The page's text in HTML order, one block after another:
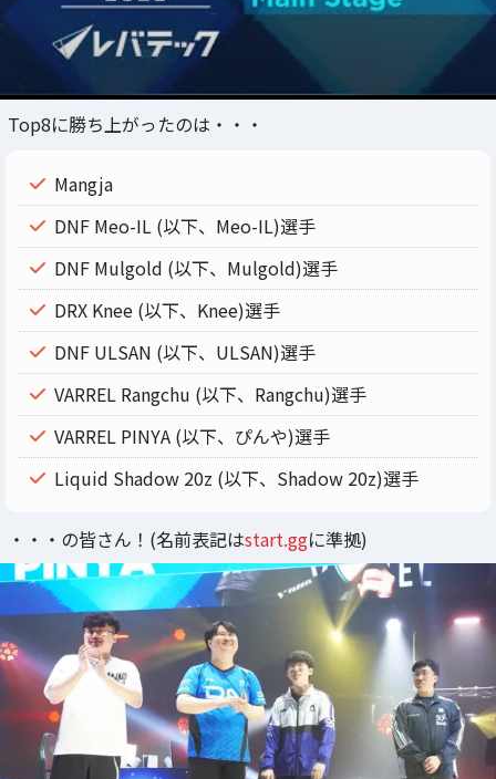
Top8に勝ち上がったのは・・・
Mangja
DNF Meo-IL (以下、Meo-IL)選手
DNF Mulgold (以下、Mulgold)選手
DRX Knee (以下、Knee)選手
DNF ULSAN (以下、ULSAN)選手
VARREL Rangchu (以下、Rangchu)選手
VARREL PINYA (以下、ぴんや)選手
Liquid Shadow 20z (以下、Shadow 20z)選手
・・・の皆さん！(名前表記はstart.ggに準拠)